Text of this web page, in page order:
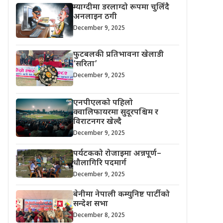
म्याग्दीमा डरलाग्दो रूपमा चुलिँदै
अनलाइन ठगी
December 9, 2025
फुटबलकी प्रतिभावना खेलाडी
‘सरिता’
December 9, 2025
एनपीएलको पहिलो
क्वालिफायरमा सुदूरपश्चिम र
विराटनगर खेल्दै
December 9, 2025
पर्यटकको रोजाइमा अन्नपूर्ण–
धौलागिरि पदमार्ग
December 9, 2025
बेनीमा नेपाली कम्युनिष्ट पार्टीको
सन्देश सभा
December 8, 2025